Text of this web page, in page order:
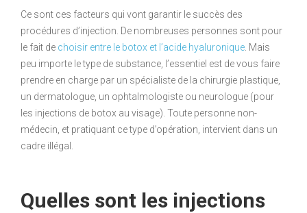
Ce sont ces facteurs qui vont garantir le succès des
procédures d’injection. De nombreuses personnes sont pour
le fait de choisir entre le botox et l’acide hyaluronique . Mais
peu importe le type de substance, l’essentiel est de vous faire
prendre en charge par un spécialiste de la chirurgie plastique,
un dermatologue, un ophtalmologiste ou neurologue (pour
les injections de botox au visage). Toute personne non-
médecin, et pratiquant ce type d’opération, intervient dans un
cadre illégal.
Quelles sont les injections